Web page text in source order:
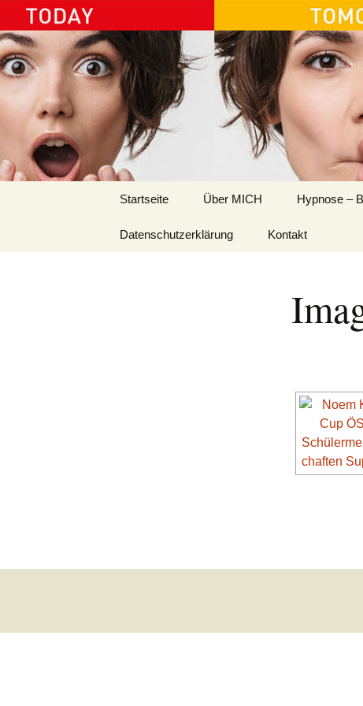
Ida Platzer
Inhalt
Startseite Über MICH Hypnose –
Datenschutzerklärung Kontakt